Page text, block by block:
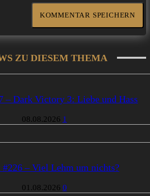
ZU DIESEM THEMA
– Dark Victory 3: Liebe und Hass
08.08.2026 1
#226 – Viel Lehm um nichts?
01.08.2026 0